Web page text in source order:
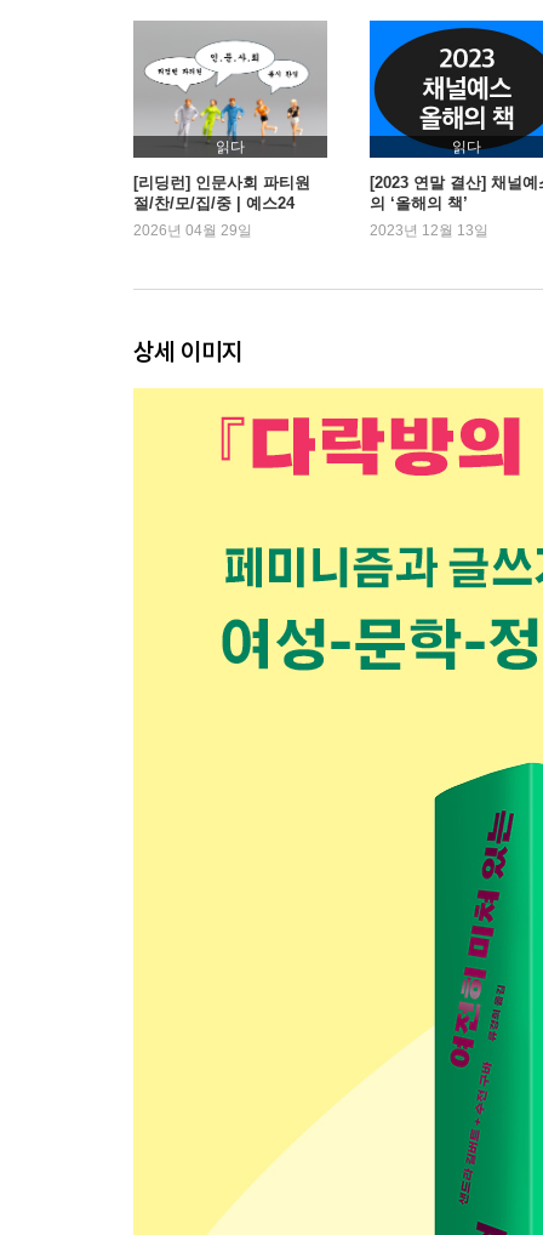
3장 분노에 찬 세 목소리
날아오르는 「에어리얼」, 절망에 빠진 플라스 │
문화의 며느리 에이드리언 리치 │ 디바 니나 시몬
4장 성 혁명과 베트남전쟁
뉴욕에서의 섹스: 글로리아 스타이넘 대 헬렌 걸리
수전 손택, 존 디디온, 그리고 샌프란시스코 │ 여성
5장 가부장제에 저항하다
시금석이 된 케이트 밀릿의 책 │ 페미니스트 철학
‘우먼하우스’의 베스트셀러들: 토니 모리슨에서 매
6장 사변 시, 사변 소설
에이드리언 리치의 변신 │ 디스토피아와 유토피아
앨리스 셸던/제임스 팁트리 주니어 │ 조애나 러스
어슐러 르 귄의 양성성
오드리 로드, ‘주인의 집’을 무너뜨리다 │ 맥신 홍
4부 페미니즘을 다시 쓴 1980년대와 1990년대
앤드리아 드워킨과 섹스 전쟁 │ 글로리아 안살두
에이드리언 리치의 유대주의 │ 토니 모리슨의 교차
문화 전쟁 │ 이브 코소프스키 세지윅과 주디스 버
앤 카슨의 사랑과 상실의 시학 │ 포스트모더니즘/
누가 페미니즘의 주인인가?
5부 후퇴와 부활의 21세기
읽다
[리딩런] 인문사회 파티원
절/찬/모/집/중 | 예스24
2026년 04월 29일
읽다
[2023 연말 결산] 채널예
의 ‘올해의 책’
2023년 12월 13일
상세 이미지